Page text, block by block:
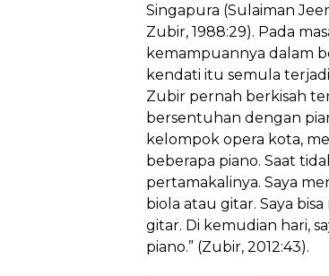
Singapura (Sulaiman
Zubir, 1988:29). Pada
kemampuannya dalam
kendati itu semula
Zubir pernah berkisah
bersentuhan dengan
kelompok opera kota,
beberapa piano. Saat
pertamakalinya. Saya
biola atau gitar. Saya
gitar. Di kemudian hari,
piano.” (Zubir, 2012:43).